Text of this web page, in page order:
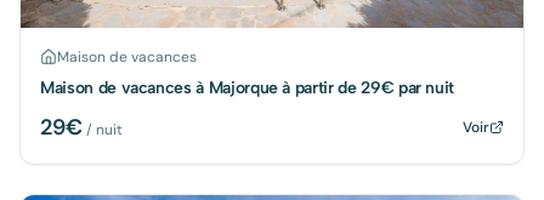
Maison de vacances
Maison de vacances à Majorque à partir de 29€ par nuit
29€/ nuit Voir